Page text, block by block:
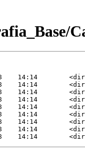
14:14
14:14
14:14
14:14
14:14
14:14
14:14
14:14
14:14